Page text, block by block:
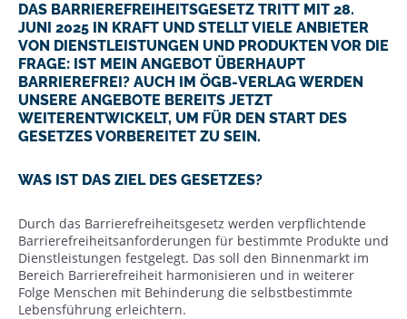
DAS BARRIEREFREIHEITSGESETZ TRITT MIT 28.
JUNI 2025 IN KRAFT UND STELLT VIELE ANBIETER
VON DIENSTLEISTUNGEN UND PRODUKTEN VOR DIE
FRAGE: IST MEIN ANGEBOT ÜBERHAUPT
BARRIEREFREI? AUCH IM ÖGB-VERLAG WERDEN
UNSERE ANGEBOTE BEREITS JETZT
WEITERENTWICKELT, UM FÜR DEN START DES
GESETZES VORBEREITET ZU SEIN.
WAS IST DAS ZIEL DES GESETZES?
Durch das Barrierefreiheitsgesetz werden verpflichtende
Barrierefreiheitsanforderungen für bestimmte Produkte und
Dienstleistungen festgelegt. Das soll den Binnenmarkt im
Bereich Barrierefreiheit harmonisieren und in weiterer
Folge Menschen mit Behinderung die selbstbestimmte
Lebensführung erleichtern.